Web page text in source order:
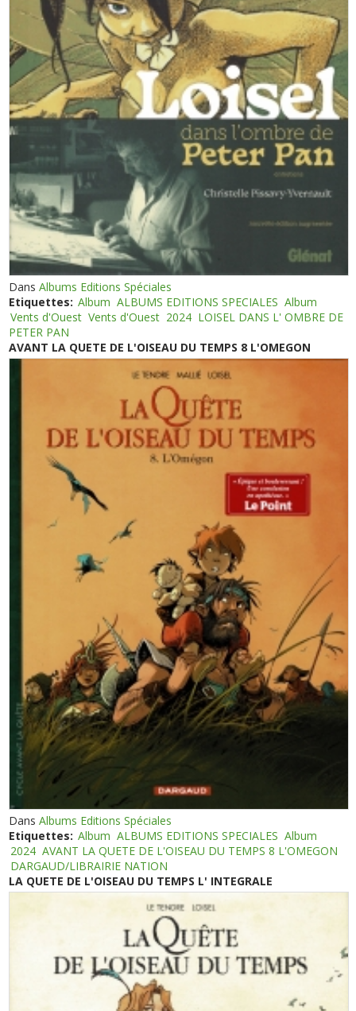
DansAlbums Editions Spéciales
Etiquettes: Album ALBUMS EDITIONS SPECIALES Album
Vents d'Ouest Vents d'Ouest 2024 LOISEL DANS L' OMBRE DE
PETER PAN
AVANT LA QUETE DE L'OISEAU DU TEMPS 8 L'OMEGON
DansAlbums Editions Spéciales
Etiquettes: Album ALBUMS EDITIONS SPECIALES Album
2024 AVANT LA QUETE DE L'OISEAU DU TEMPS 8 L'OMEGON
DARGAUD/LIBRAIRIE NATION
LA QUETE DE L'OISEAU DU TEMPS L' INTEGRALE